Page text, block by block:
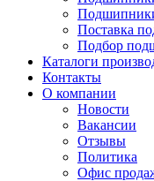
Поставка
Подбор
Каталоги
Контакты
О компании
Новости
Вакансии
Отзывы
Политика
Офис